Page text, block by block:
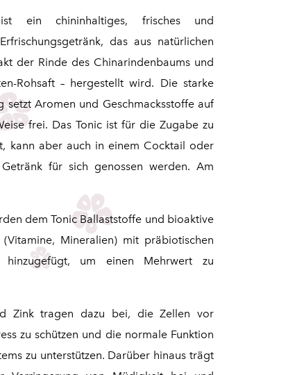
ein chininhaltiges, frisches und
das aus natürlichen
der Rinde des Chinarindenbaums und
Rohsaft – hergestellt wird. Die starke
setzt Aromen und Geschmacksstoffe auf
frei. Das Tonic ist für die Zugabe zu
kann aber auch in einem Cocktail oder
für sich genossen werden. Am
dem Tonic Ballaststoffe und bioaktive
(Vitamine, Mineralien) mit präbiotischen
hinzugefügt, um einen Mehrwert zu
Zink tragen dazu bei, die Zellen vor
zu schützen und die normale Funktion
zu unterstützen. Darüber hinaus trägt